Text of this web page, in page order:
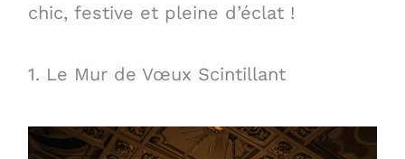
chic, festive et pleine d’éclat !
1. Le Mur de Vœux Scintillant